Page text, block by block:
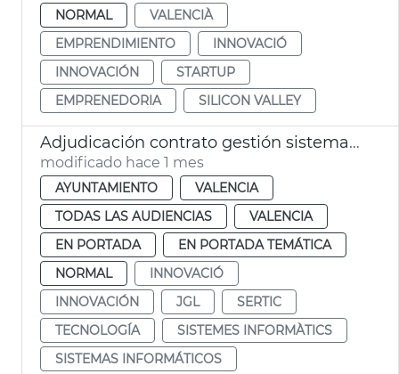
NORMAL
VALENCIÀ
EMPRENDIMIENTO
INNOVACIÓ
INNOVACIÓN
STARTUP
EMPRENEDORIA
SILICON VALLEY
Adjudicación contrato gestión sistemas informáticos municipales Ayuntamiento València
modificado hace 1 mes
AYUNTAMIENTO
VALENCIA
TODAS LAS AUDIENCIAS
VALENCIA
EN PORTADA
EN PORTADA TEMÁTICA
NORMAL
INNOVACIÓ
INNOVACIÓN
JGL
SERTIC
TECNOLOGÍA
SISTEMES INFORMÀTICS
SISTEMAS INFORMÁTICOS